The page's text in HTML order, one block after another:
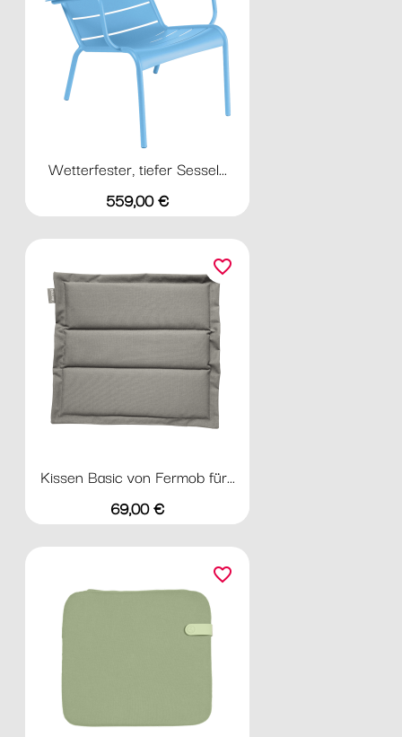
Wetterfester, tiefer Sessel...
Preis
559,00 €
Kissen Basic von Fermob für...
Preis
69,00 €
favorite_border
favorite_border